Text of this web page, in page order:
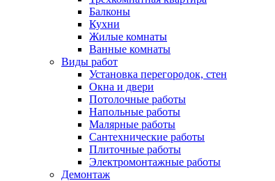
Балконы
Кухни
Жилые комнаты
Ванные комнаты
Виды работ
Установка перегородок, стен
Окна и двери
Потолочные работы
Напольные работы
Малярные работы
Сантехнические работы
Плиточные работы
Электромонтажные работы
Демонтаж